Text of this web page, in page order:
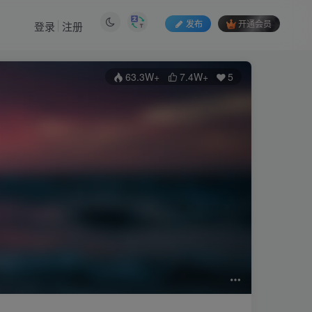
发布 开通会员
登录 注册
63.3W+ 7.4W+ 5